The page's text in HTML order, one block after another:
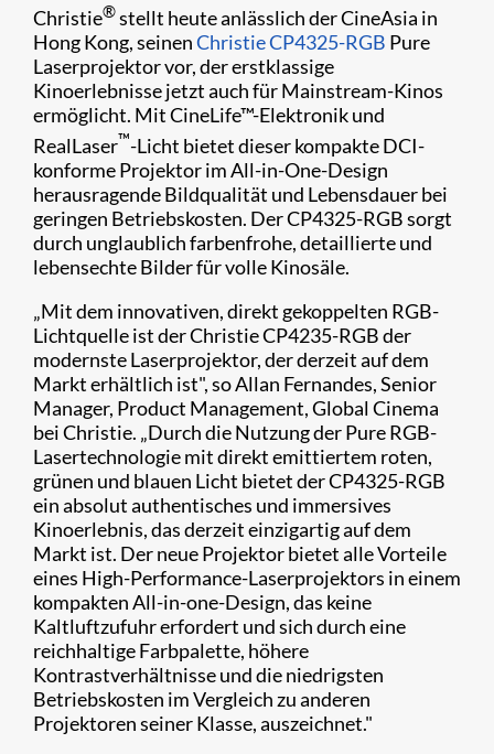
​Christie®stellt heute anlässlich der CineAsia in
Hong Kong, seinenChristie CP4325-RGB Pure
Laserprojektor vor, der erstklassige
Kinoerlebnisse jetzt auch für Mainstream-Kinos
ermöglicht. Mit CineLife™-Elektronik und
RealLaser™-Licht bietet dieser kompakte DCI-
konforme Projektor im All-in-One-Design
herausragende Bildqualität und Lebensdauer bei
geringen Betriebskosten. Der CP4325-RGB sorgt
durch unglaublich farbenfrohe, detaillierte und
lebensechte Bilder für volle Kinosäle.
„Mit dem innovativen, direkt gekoppelten RGB-
Lichtquelle ist der Christie CP4235-RGB der
modernste Laserprojektor, der derzeit auf dem
Markt erhältlich ist", so Allan Fernandes, Senior
Manager, Product Management, Global Cinema
bei Christie. „Durch die Nutzung der Pure RGB-
Lasertechnologie mit direkt emittiertem roten,
grünen und blauen Licht bietet der CP4325-RGB
ein absolut authentisches und immersives
Kinoerlebnis, das derzeit einzigartig auf dem
Markt ist. Der neue Projektor bietet alle Vorteile
eines High-Performance-Laserprojektors in einem
kompakten All-in-one-Design, das keine
Kaltluftzufuhr erfordert und sich durch eine
reichhaltige Farbpalette, höhere
Kontrastverhältnisse und die niedrigsten
Betriebskosten im Vergleich zu anderen
Projektoren seiner Klasse, auszeichnet."